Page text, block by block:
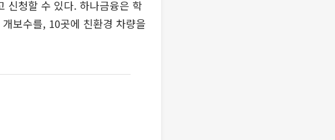
신청할 수 있다. 하나금융은 학
보수를, 10곳에 친환경 차량을